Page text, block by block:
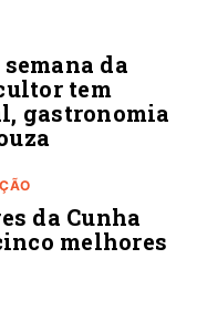
da
tem
gastronomia
da Cunha
melhores